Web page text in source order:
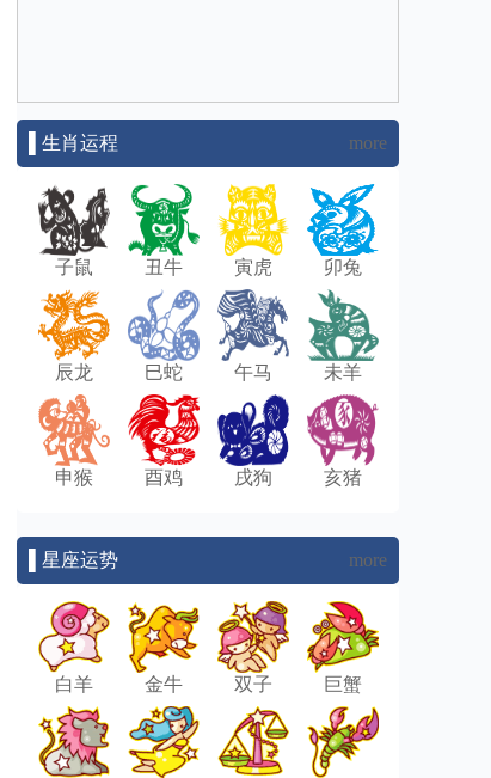
▌生肖运程 more
子鼠 丑牛 寅虎 卯兔
辰龙 巳蛇 午马 未羊
申猴 酉鸡 戌狗 亥猪
▌星座运势 more
白羊 金牛 双子 巨蟹